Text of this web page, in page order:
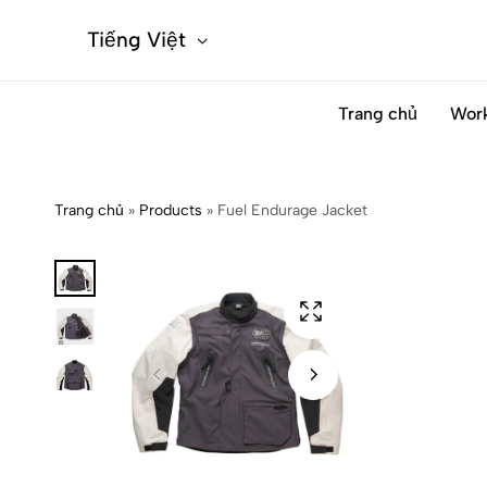
Tiếng Việt
Trang chủ
Trang chủ » Products » Fuel Endurage Jacket